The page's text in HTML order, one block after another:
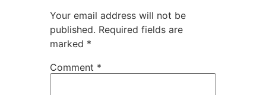
Your email address will not be
published. Required fields are
marked *
Comment *